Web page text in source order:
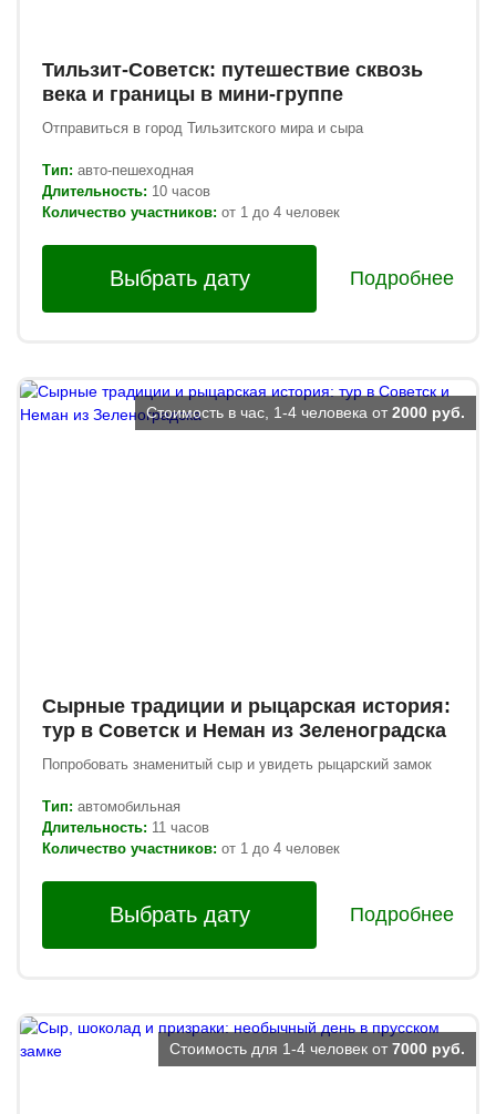
Тильзит-Советск: путешествие сквозь
века и границы в мини-группе
Отправиться в город Тильзитского мира и сыра
Тип: авто-пешеходная
Длительность: 10 часов
Количество участников: от 1 до 4 человек
Выбрать дату Подробнее
Сырные традиции и рыцарская история:
тур в Советск и Неман из Зеленоградска
Попробовать знаменитый сыр и увидеть рыцарский замок
Тип: автомобильная
Длительность: 11 часов
Количество участников: от 1 до 4 человек
Стоимость в час, 1-4 человека от 2000 руб.
Выбрать дату Подробнее
Стоимость для 1-4 человек от 7000 руб.